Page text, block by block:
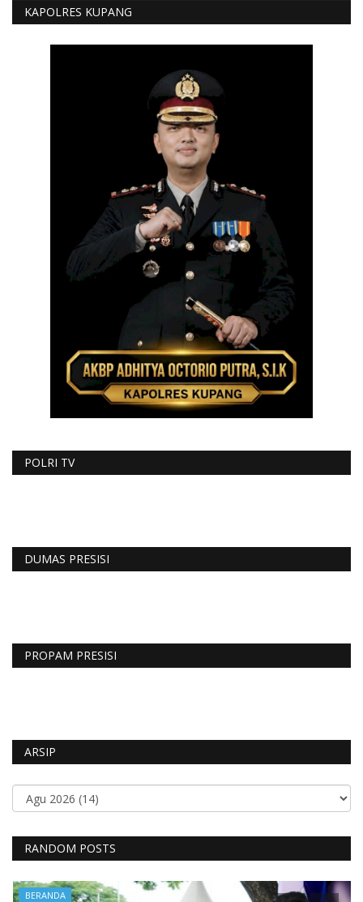
KAPOLRES KUPANG
POLRI TV
DUMAS PRESISI
PROPAM PRESISI
ARSIP
RANDOM POSTS
BERANDA